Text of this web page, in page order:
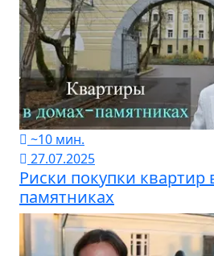
~10 мин.
27.07.2025
Риски покупки квартир
памятниках